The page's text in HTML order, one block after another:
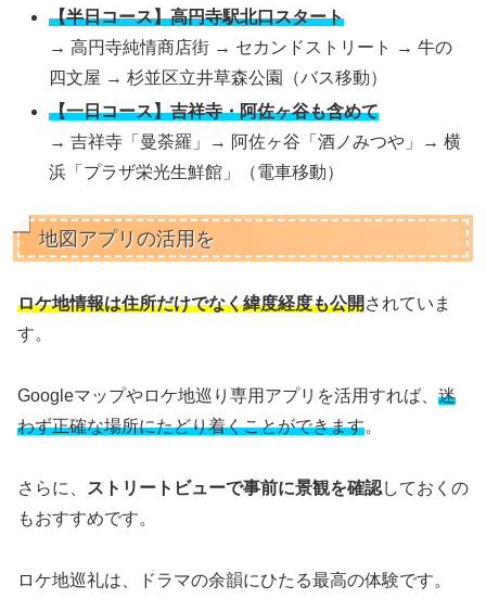
【半日コース】高円寺駅北口スタート
→ 高円寺純情商店街 → セカンドストリート → 牛の
四文屋 → 杉並区立井草森公園（バス移動）
【一日コース】吉祥寺・阿佐ヶ谷も含めて
→ 吉祥寺「曼荼羅」→ 阿佐ヶ谷「酒ノみつや」→ 横
浜「プラザ栄光生鮮館」（電車移動）
地図アプリの活用を
ロケ地情報は住所だけでなく緯度経度も公開されていま
す。
Googleマップやロケ地巡り専用アプリを活用すれば、 迷
わず正確な場所にたどり着くことができます。
さらに、 ストリートビューで事前に景観を確認しておくの
もおすすめです。
ロケ地巡礼は、ドラマの余韻にひたる最高の体験です。